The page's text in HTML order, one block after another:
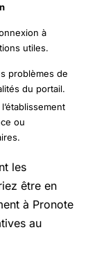
à
utiles.
problèmes de
du portail.
ou
les
être en
à Pronote
au